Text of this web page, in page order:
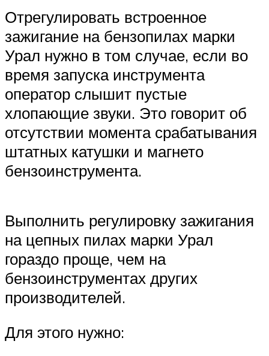
Отрегулировать встроенное
зажигание на бензопилах марки
Урал нужно в том случае, если во
время запуска инструмента
оператор слышит пустые
хлопающие звуки. Это говорит об
отсутствии момента срабатывания
штатных катушки и магнето
бензоинструмента.
Выполнить регулировку зажигания
на цепных пилах марки Урал
гораздо проще, чем на
бензоинструментах других
производителей.
Для этого нужно: